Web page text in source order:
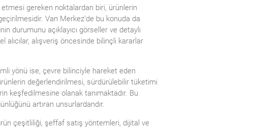
etmesi gereken noktalardan biri, ürünlerin
Van Merkez’de bu konuda da
durumunu açıklayıcı görseller ve detaylı
alışveriş öncesinde bilinçli kararlar
yönü ise, çevre bilinciyle hareket eden
değerlendirilmesi, sürdürülebilir tüketimi
keşfedilmesine olanak tanımaktadır. Bu
artıran unsurlardandır.
çeşitliliği, şeffaf satış yöntemleri, dijital ve